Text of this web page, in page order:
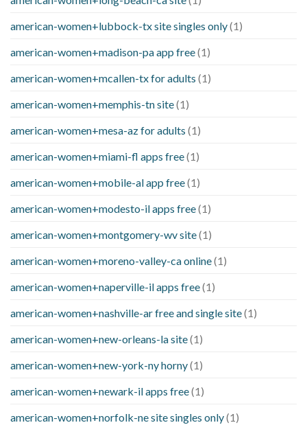
american-women+lubbock-tx site singles only(1)
american-women+madison-pa app free(1)
american-women+mcallen-tx for adults (1)
american-women+memphis-tn site(1)
american-women+mesa-az for adults (1)
american-women+miami-fl apps free(1)
american-women+mobile-al app free(1)
american-women+modesto-il apps free(1)
american-women+montgomery-wv site(1)
american-women+moreno-valley-ca online(1)
american-women+naperville-il apps free(1)
american-women+nashville-ar free and single site(1)
american-women+new-orleans-la site(1)
american-women+new-york-ny horny(1)
american-women+newark-il apps free(1)
american-women+norfolk-ne site singles only(1)